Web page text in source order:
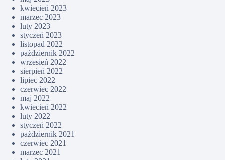
kwiecień 2023
marzec 2023
luty 2023
styczeń 2023
listopad 2022
październik 2022
wrzesień 2022
sierpień 2022
lipiec 2022
czerwiec 2022
maj 2022
kwiecień 2022
luty 2022
styczeń 2022
październik 2021
czerwiec 2021
marzec 2021